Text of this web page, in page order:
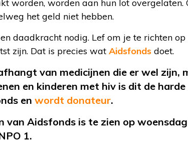
worden, worden aan hun lot overgelaten.
het geld niet hebben.
daadkracht nodig. Lef om je te richten
zijn. Dat is precies wat Aidsfonds doet.
van medicijnen die er wel zijn,
en kinderen met hiv is dit de
en wordt donateur.
van Aidsfonds is te zien op
1.